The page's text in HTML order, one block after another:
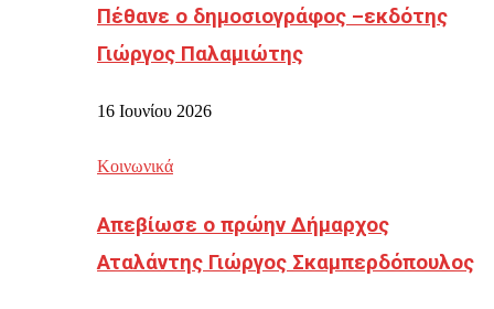
Πέθανε ο δημοσιογράφος –εκδότης
Γιώργος Παλαμιώτης
16 Ιουνίου 2026
Κοινωνικά
Απεβίωσε ο πρώην Δήμαρχος
Αταλάντης Γιώργος Σκαμπερδόπουλος